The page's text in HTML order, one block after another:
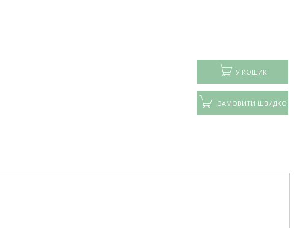
У КОШИК
ЗАМОВИТИ ШВИДКО